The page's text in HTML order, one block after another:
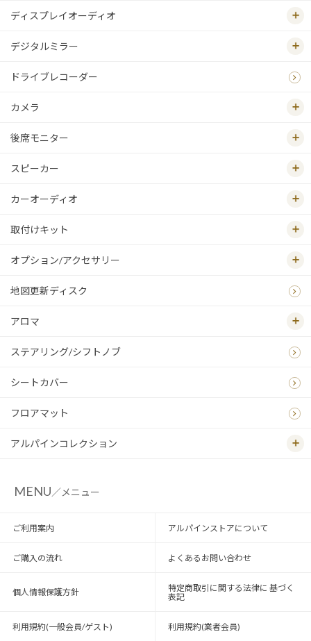
ディスプレイオーディオ
デジタルミラー
ドライブレコーダー
カメラ
後席モニター
スピーカー
カーオーディオ
取付けキット
オプション/アクセサリー
地図更新ディスク
アロマ
ステアリング/シフトノブ
シートカバー
フロアマット
アルパインコレクション
MENU／メニュー
ご利用案内 アルパインストアについて
ご購入の流れ よくあるお問い合わせ
個人情報保護方針
特定商取引に関する法律に 基づく
表記
利用規約(一般会員/ゲスト) 利用規約(業者会員)